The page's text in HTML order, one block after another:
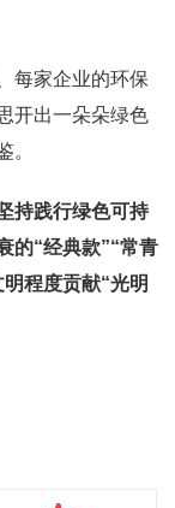
每家企业的环保
开出一朵朵绿色
。
持践行绿色可持
的“经典款”“常青
程度贡献“光明